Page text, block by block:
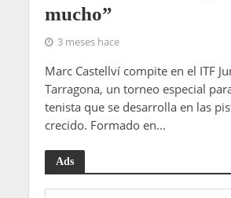
mucho”
3 meses hace
Marc Castellví compite en el ITF
Tarragona, un torneo especial
tenista que se desarrolla en las
crecido. Formado en...
Ads